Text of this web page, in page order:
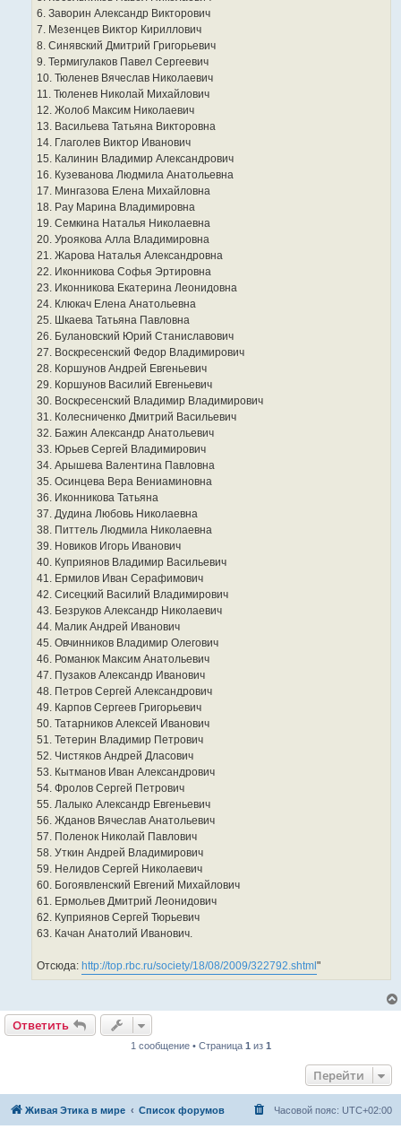
6. Заворин Александр Викторович
7. Мезенцев Виктор Кириллович
8. Синявский Дмитрий Григорьевич
9. Термигулаков Павел Сергеевич
10. Тюленев Вячеслав Николаевич
11. Тюленев Николай Михайлович
12. Жолоб Максим Николаевич
13. Васильева Татьяна Викторовна
14. Глаголев Виктор Иванович
15. Калинин Владимир Александрович
16. Кузеванова Людмила Анатольевна
17. Мингазова Елена Михайловна
18. Рау Марина Владимировна
19. Семкина Наталья Николаевна
20. Уроякова Алла Владимировна
21. Жарова Наталья Александровна
22. Иконникова Софья Эртировна
23. Иконникова Екатерина Леонидовна
24. Клюкач Елена Анатольевна
25. Шкаева Татьяна Павловна
26. Булановский Юрий Станиславович
27. Воскресенский Федор Владимирович
28. Коршунов Андрей Евгеньевич
29. Коршунов Василий Евгеньевич
30. Воскресенский Владимир Владимирович
31. Колесниченко Дмитрий Васильевич
32. Бажин Александр Анатольевич
33. Юрьев Сергей Владимирович
34. Арышева Валентина Павловна
35. Осинцева Вера Вениаминовна
36. Иконникова Татьяна
37. Дудина Любовь Николаевна
38. Питтель Людмила Николаевна
39. Новиков Игорь Иванович
40. Куприянов Владимир Васильевич
41. Ермилов Иван Серафимович
42. Сисецкий Василий Владимирович
43. Безруков Александр Николаевич
44. Малик Андрей Иванович
45. Овчинников Владимир Олегович
46. Романюк Максим Анатольевич
47. Пузаков Александр Иванович
48. Петров Сергей Александрович
49. Карпов Сергеев Григорьевич
50. Татарников Алексей Иванович
51. Тетерин Владимир Петрович
52. Чистяков Андрей Дласович
53. Кытманов Иван Александрович
54. Фролов Сергей Петрович
55. Лалыко Александр Евгеньевич
56. Жданов Вячеслав Анатольевич
57. Поленок Николай Павлович
58. Уткин Андрей Владимирович
59. Нелидов Сергей Николаевич
60. Богоявленский Евгений Михайлович
61. Ермольев Дмитрий Леонидович
62. Куприянов Сергей Тюрьевич
63. Качан Анатолий Иванович.
Отсюда: http://top.rbc.ru/society/18/08/2009/322792.shtml "
Ответить
1 сообщение • Страница 1 из 1
Перейти
Живая Этика в мире Список форумов Часовой пояс: UTC+02:00